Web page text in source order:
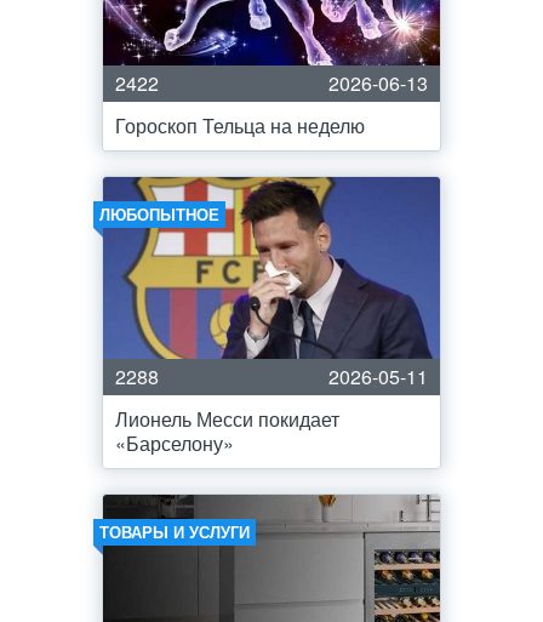
2422
2026-06-13
Гороскоп Тельца на неделю
ЛЮБОПЫТНОЕ
2288
2026-05-11
Лионель Месси покидает
«Барселону»
ТОВАРЫ И УСЛУГИ